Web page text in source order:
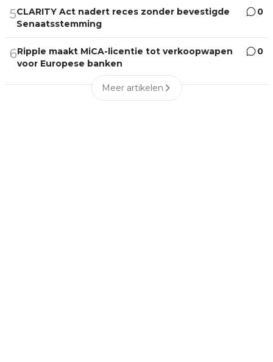
5CLARITY Act nadert reces zonder bevestigde
Senaatsstemming
0
6Ripple maakt MiCA-licentie tot verkoopwapen
voor Europese banken
0
Meer artikelen